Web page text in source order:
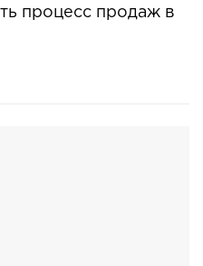
процесс продаж в